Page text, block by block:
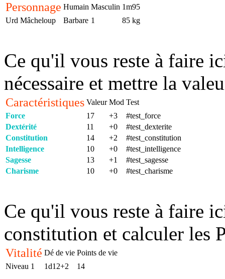
Personnage Humain Masculin 1m95
Urd Mâcheloup
Barbare 1 85 kg
Ce qu'il vous reste à faire
nécessaire et mettre la
Caractéristiques Valeur Mod Test
Force
17 +3
#test_force
Dextérité
11 +0
#test_dexterite
Constitution
14 +2
#test_constitution
Intelligence
10 +0
#test_intelligence
Sagesse
13 +1
#test_sagesse
Charisme
10 +0 #test_charisme
Ce qu'il vous reste à faire
constitution et calculer les
Vitalité Dé de vie Points de vie
Niveau 1
1d12+2 14